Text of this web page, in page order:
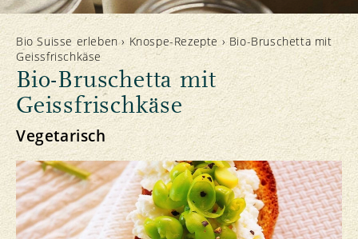
ES
Bio Suisse erleben› Knospe-Rezepte› Bio-Bruschetta mit
Geissfrischkäse
Bio-Bruschetta mit
Geissfrischkäse
Vegetarisch